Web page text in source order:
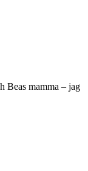
Beas mamma – jag